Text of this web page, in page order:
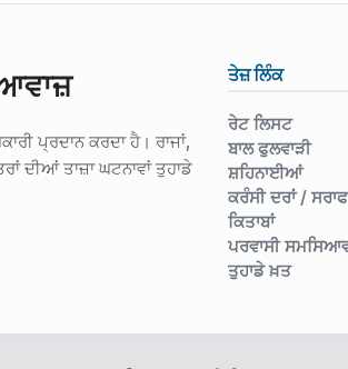
ਪ੍ਰਦਾਨ ਕਰਦਾ ਹੈ। ਰਾਜਾਂ,
ਦੀਆਂ ਤਾਜ਼ਾ ਘਟਨਾਵਾਂ ਤੁਹਾਡੇ
ਤੇਜ਼ ਲਿੰਕ
ਰੇਟ ਲਿਸਟ
ਬਾਲ ਫੁਲਵਾੜੀ
ਸ਼ਹਿਨਾਈਆਂ
ਕਰੰਸੀ ਦਰਾਂ /
ਕਿਤਾਬਾਂ
ਪਰਵਾਸੀ
ਤੁਹਾਡੇ ਖ਼ਤ